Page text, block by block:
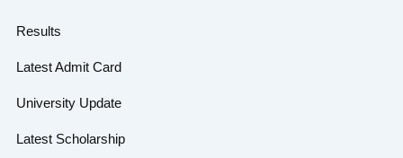
Results
Latest Admit Card
University Update
Latest Scholarship